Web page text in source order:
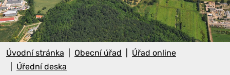
Úvodní stránka Obecní úřad
Úřad online
Úřední deska